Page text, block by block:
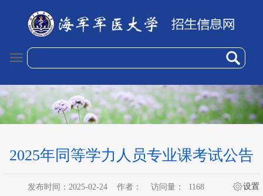
2025年同等学力人员专业课考试公告
发布时间：2025-02-24 作者： 访问量： 1168 设置